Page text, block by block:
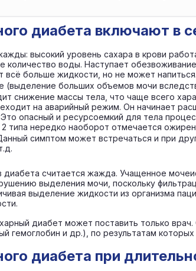
диабета включают в
высокий уровень сахара в крови
количество воды. Наступает
всё больше жидкости, но не может напиться.
(выделение больших объемов мочи
снижение массы тела, что чаще всего
на аварийный режим. Он начинает
опасный и ресурсоемкий для тела
типа нередко наоборот отмечается
симптом может встречаться и при
считается жажда. Учащенное
выделения мочи, поскольку
выделение жидкости из организма
диабет может поставить только
гемоглобин и др.), по результатам
диабета при